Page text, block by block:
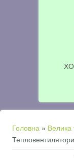
Ви є тут
Головна » Велика
Тепловентилятори